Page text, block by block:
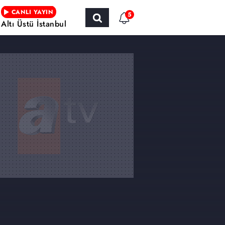
CANLI YAYIN
Altı Üstü İstanbul
5